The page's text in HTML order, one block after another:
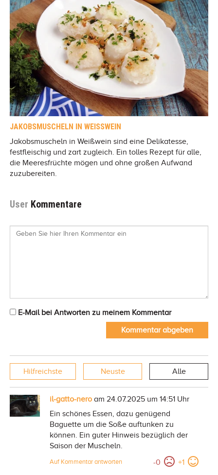
JAKOBSMUSCHELN IN WEISSWEIN
Jakobsmuscheln in Weißwein sind eine Delikatesse,
festfleischig und zart zugleich. Ein tolles Rezept für alle,
die Meeresfrüchte mögen und ohne großen Aufwand
zuzubereiten.
User Kommentare
E-Mail bei Antworten zu meinem Kommentar
Kommentar abgeben
Hilfreichste Neuste Alle
il-gatto-nero am 24.07.2025 um 14:51 Uhr
Ein schönes Essen, dazu genügend
Baguette um die Soße auftunken zu
können. Ein guter Hinweis bezüglich der
Saison der Muscheln.
-0 +1
Auf Kommentar antworten